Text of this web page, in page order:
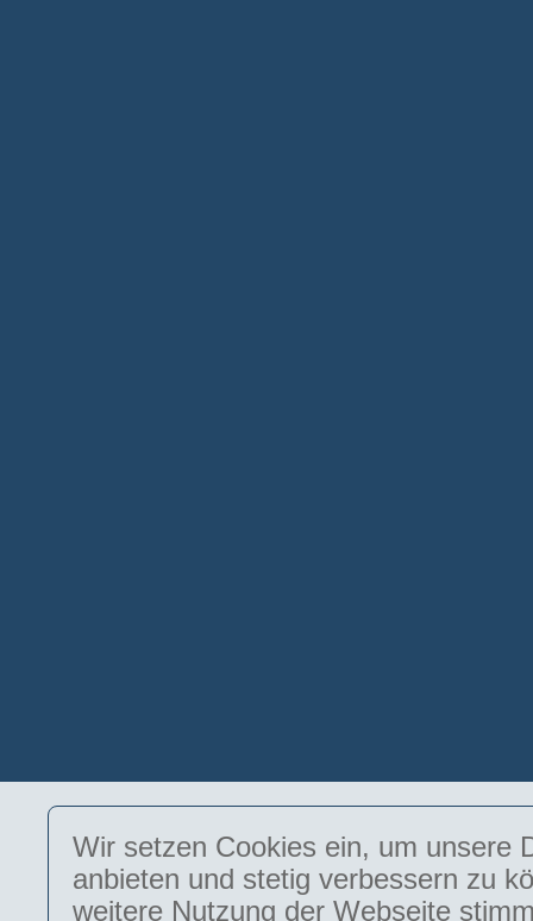
Wir setzen Cookies ein, um unsere
anbieten und stetig verbessern zu
weitere Nutzung der Webseite